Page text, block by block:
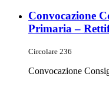
Convocazione
Primaria –
Circolare 236
Convocazione